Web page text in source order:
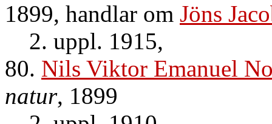
1899, handlar om Jöns
2. uppl. 1915,
80. Nils Viktor Emanuel
natur, 1899